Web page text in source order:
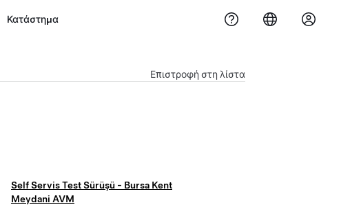
Κατάστημα
Επιστροφή στη λίστα
Self Servis Test Sürüşü - Bursa Kent
Meydani AVM